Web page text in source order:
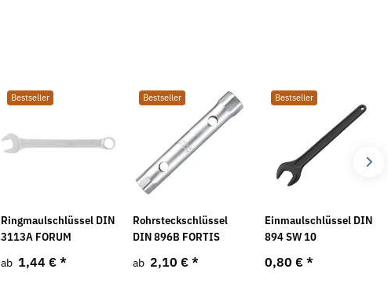
Bestseller
Ringmaulschlüssel DIN
3113A FORUM
ab 1,44 € *
Bestseller
Rohrsteckschlüssel
DIN 896B FORTIS
ab 2,10 € *
Bestseller
Einmaulschlüssel DIN
894 SW 10
0,80 €*